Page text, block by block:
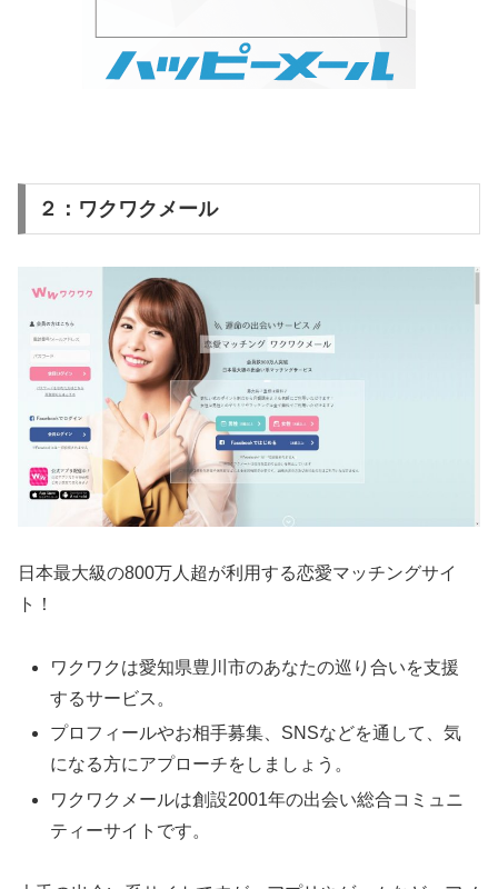
２：ワクワクメール
日本最大級の800万人超が利用する恋愛マッチングサイ
ト！
ワクワクは愛知県豊川市のあなたの巡り合いを支援
するサービス。
プロフィールやお相手募集、SNSなどを通して、気
になる方にアプローチをしましょう。
ワクワクメールは創設2001年の出会い総合コミュニ
ティーサイトです。